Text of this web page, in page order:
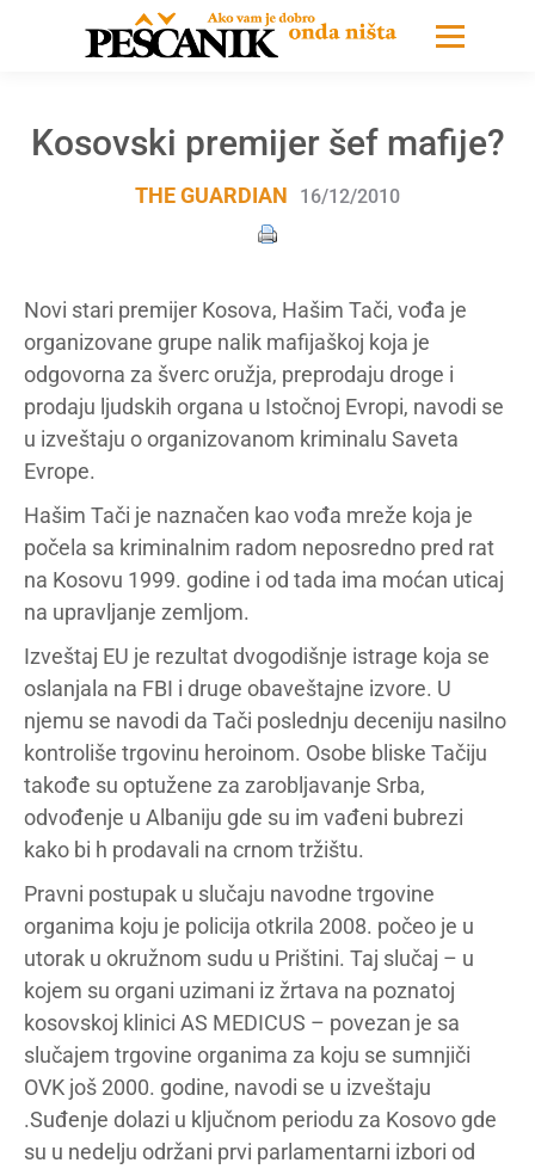
Kosovski premijer šef mafije?
THE GUARDIAN 16/12/2010
Novi stari premijer Kosova, Hašim Tači, vođa je
organizovane grupe nalik mafijaškoj koja je
odgovorna za šverc oružja, preprodaju droge i
prodaju ljudskih organa u Istočnoj Evropi, navodi se
u izveštaju o organizovanom kriminalu Saveta
Evrope.
Hašim Tači je naznačen kao vođa mreže koja je
počela sa kriminalnim radom neposredno pred rat
na Kosovu 1999. godine i od tada ima moćan uticaj
na upravljanje zemljom.
Izveštaj EU je rezultat dvogodišnje istrage koja se
oslanjala na FBI i druge obaveštajne izvore. U
njemu se navodi da Tači poslednju deceniju nasilno
kontroliše trgovinu heroinom. Osobe bliske Tačiju
takođe su optužene za zarobljavanje Srba,
odvođenje u Albaniju gde su im vađeni bubrezi
kako bi h prodavali na crnom tržištu.
Pravni postupak u slučaju navodne trgovine
organima koju je policija otkrila 2008. počeo je u
utorak u okružnom sudu u Prištini. Taj slučaj – u
kojem su organi uzimani iz žrtava na poznatoj
kosovskoj klinici AS MEDICUS – povezan je sa
slučajem trgovine organima za koju se sumnjiči
OVK još 2000. godine, navodi se u izveštaju
.Suđenje dolazi u ključnom periodu za Kosovo gde
su u nedelju održani prvi parlamentarni izbori od